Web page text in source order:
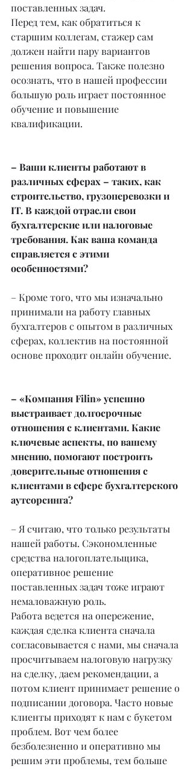
поставленных задач.
Перед тем, как обратиться к
старшим коллегам, стажер сам
должен найти пару вариантов
решения вопроса. Также полезно
осознать, что в нашей профессии
большую роль играет постоянное
обучение и повышение
квалификации.
– Ваши клиенты работают в
различных сферах – таких, как
строительство, грузоперевозки и
IT. В каждой отрасли свои
бухгалтерские или налоговые
требования. Как ваша команда
справляется с этими
особенностями?
– Кроме того, что мы изначально
принимали на работу главных
бухгалтеров с опытом в различных
сферах, коллектив на постоянной
основе проходит онлайн обучение.
– «Компания Filin» успешно
выстраивает долгосрочные
отношения с клиентами. Какие
ключевые аспекты, по вашему
мнению, помогают построить
доверительные отношения с
клиентами в сфере бухгалтерского
аутсорсинга?
– Я считаю, что только результаты
нашей работы. Сэкономленные
средства налогоплательщика,
оперативное решение
поставленных задач тоже играют
немаловажную роль.
Работа ведется на опережение,
каждая сделка клиента сначала
согласовывается с нами, мы сначала
просчитываем налоговую нагрузку
на сделку, даем рекомендации, а
потом клиент принимает решение о
подписании договора. Часто новые
клиенты приходят к нам с букетом
проблем. Вот чем более
безболезненно и оперативно мы
решим эти проблемы, тем больше